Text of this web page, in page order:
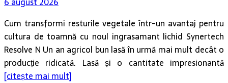
Cum transformi resturile vegetale într-un avantaj pentru
cultura de toamnă cu noul ingrasamant lichid Synertech
Resolve N Un an agricol bun lasă în urmă mai mult decât o
producție ridicată. Lasă și o cantitate impresionantă
[citește mai mult]